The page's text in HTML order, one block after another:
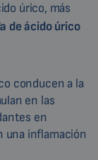
úrico, más
de ácido úrico
conducen a la
en las
en
una inflamación